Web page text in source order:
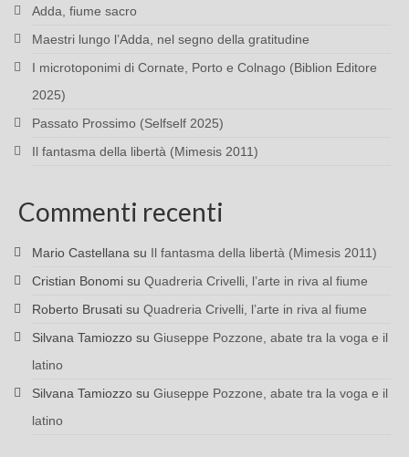
Adda, fiume sacro
Maestri lungo l’Adda, nel segno della gratitudine
I microtoponimi di Cornate, Porto e Colnago (Biblion Editore
2025)
Passato Prossimo (Selfself 2025)
Il fantasma della libertà (Mimesis 2011)
Commenti recenti
Mario Castellana su Il fantasma della libertà (Mimesis 2011)
Cristian Bonomi su Quadreria Crivelli, l’arte in riva al fiume
Roberto Brusati su Quadreria Crivelli, l’arte in riva al fiume
Silvana Tamiozzo su Giuseppe Pozzone, abate tra la voga e il
latino
Silvana Tamiozzo su Giuseppe Pozzone, abate tra la voga e il
latino